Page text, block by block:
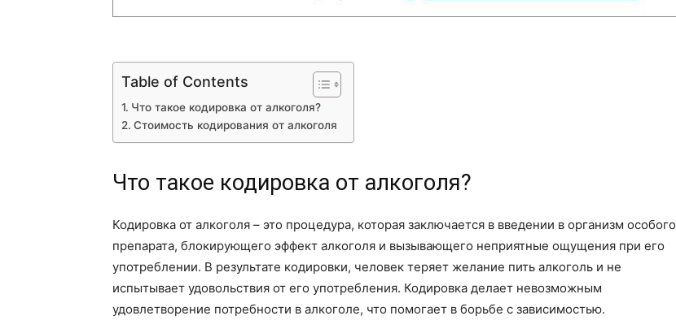
Table of Contents
Что такое кодировка от алкоголя?
Стоимость кодирования от алкоголя
Что такое кодировка от алкоголя?
Кодировка от алкоголя – это процедура, которая заключается в введении в организм особого
препарата, блокирующего эффект алкоголя и вызывающего неприятные ощущения при его
употреблении. В результате кодировки, человек теряет желание пить алкоголь и не
испытывает удовольствия от его употребления. Кодировка делает невозможным
удовлетворение потребности в алкоголе, что помогает в борьбе с зависимостью.